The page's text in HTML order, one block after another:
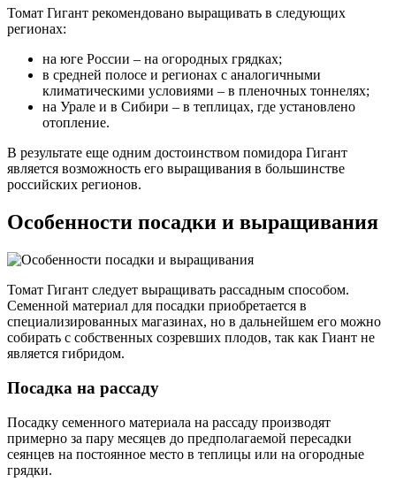
Томат Гигант рекомендовано выращивать в следующих
регионах:
на юге России – на огородных грядках;
в средней полосе и регионах с аналогичными
климатическими условиями – в пленочных тоннелях;
на Урале и в Сибири – в теплицах, где установлено
отопление.
В результате еще одним достоинством помидора Гигант
является возможность его выращивания в большинстве
российских регионов.
Особенности посадки и выращивания
Томат Гигант следует выращивать рассадным способом.
Семенной материал для посадки приобретается в
специализированных магазинах, но в дальнейшем его можно
собирать с собственных созревших плодов, так как Гиант не
является гибридом.
Посадка на рассаду
Посадку семенного материала на рассаду производят
примерно за пару месяцев до предполагаемой пересадки
сеянцев на постоянное место в теплицы или на огородные
грядки.